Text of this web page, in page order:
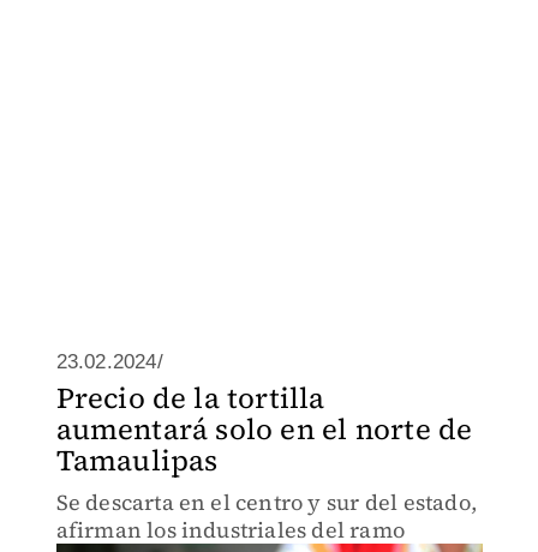
23.02.2024/
Precio de la tortilla
aumentará solo en el norte de
Tamaulipas
Se descarta en el centro y sur del estado,
afirman los industriales del ramo